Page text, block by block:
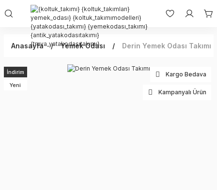
Anasayfa Yemek Odası Derin Yemek Odası Takımı
İndirim
Yeni
Kargo Bedava
Kampanyalı Ürün